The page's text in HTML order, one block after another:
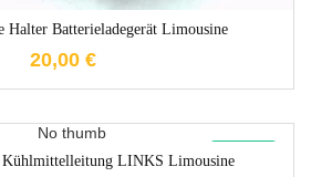
Halter Batterieladegerät Limousine
20,00 €
New
Kühlmittelleitung LINKS Limousine